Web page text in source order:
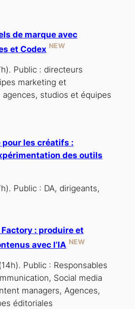
de marque avec
et Codex NEW
Public : directeurs
marketing et
agences, studios et équipes
pour les créatifs :
des outils
Public : DA, dirigeants,
: produire et
avec l’IA NEW
Public : Responsables
Social media
managers, Agences,
éditoriales